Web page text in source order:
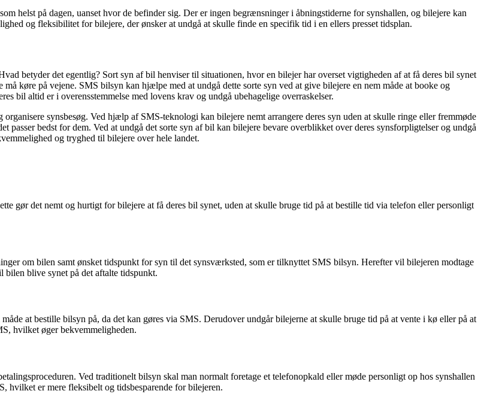
helst på dagen, uanset hvor de befinder sig. Der er ingen begrænsninger i åbningstiderne for synshallen, og bilejere kan
og fleksibilitet for bilejere, der ønsker at undgå at skulle finde en specifik tid i en ellers presset tidsplan.
betyder det egentlig? Sort syn af bil henviser til situationen, hvor en bilejer har overset vigtigheden af at få deres bil synet
køre på vejene. SMS bilsyn kan hjælpe med at undgå dette sorte syn ved at give bilejere en nem måde at booke og
bil altid er i overensstemmelse med lovens krav og undgå ubehagelige overraskelser.
synsbesøg. Ved hjælp af SMS-teknologi kan bilejere nemt arrangere deres syn uden at skulle ringe eller fremmøde
bedst for dem. Ved at undgå det sorte syn af bil kan bilejere bevare overblikket over deres synsforpligtelser og undgå
og tryghed til bilejere over hele landet.
gør det nemt og hurtigt for bilejere at få deres bil synet, uden at skulle bruge tid på at bestille tid via telefon eller personligt
om bilen samt ønsket tidspunkt for syn til det synsværksted, som er tilknyttet SMS bilsyn. Herefter vil bilejeren modtage
blive synet på det aftalte tidspunkt.
at bestille bilsyn på, da det kan gøres via SMS. Derudover undgår bilejerne at skulle bruge tid på at vente i kø eller på at
hvilket øger bekvemmeligheden.
Ved traditionelt bilsyn skal man normalt foretage et telefonopkald eller møde personligt op hos synshallen
hvilket er mere fleksibelt og tidsbesparende for bilejeren.